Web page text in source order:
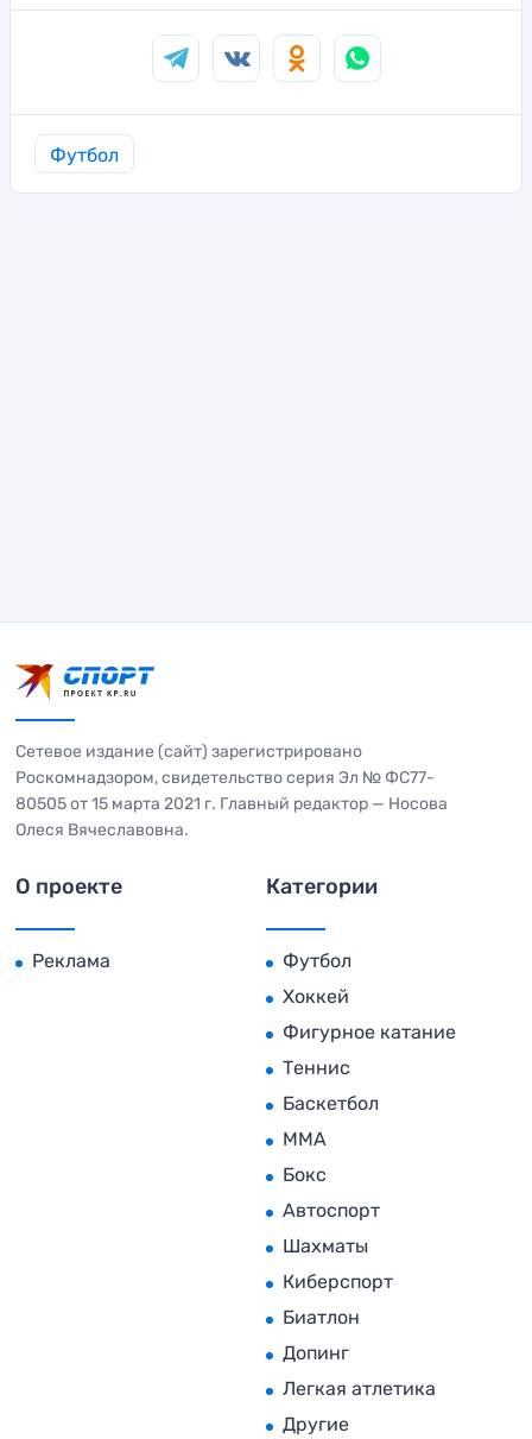
Футбол
Сетевое издание (сайт) зарегистрировано
Роскомнадзором, свидетельство серия Эл № ФС77-
80505 от 15 марта 2021 г. Главный редактор — Носова
Олеся Вячеславовна.
О проекте
Реклама
Категории
Футбол
Хоккей
Фигурное катание
Теннис
Баскетбол
MMA
Бокс
Автоспорт
Шахматы
Киберспорт
Биатлон
Допинг
Легкая атлетика
Другие